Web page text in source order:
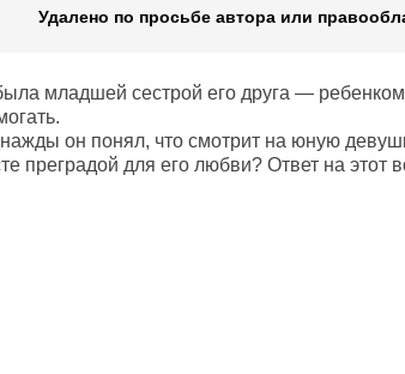
Удалено по просьбе автора или
младшей сестрой его друга —
он понял, что смотрит на юную
преградой для его любви? Ответ на